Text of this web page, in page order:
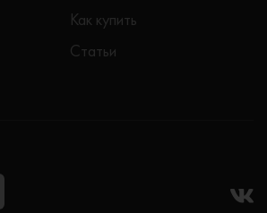
Как купить
Статьи